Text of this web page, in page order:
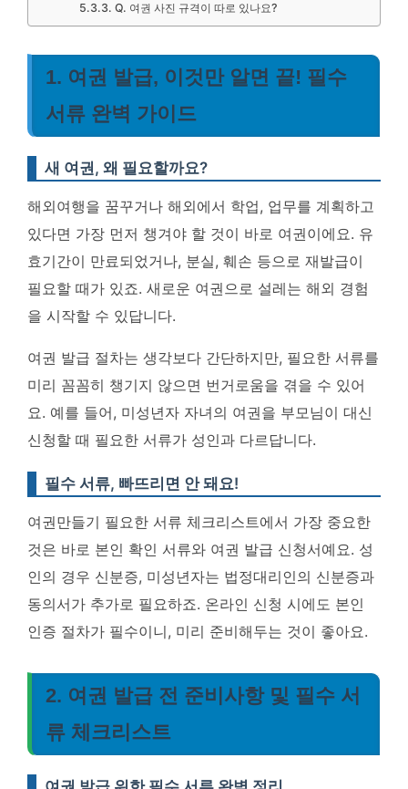
Q. 여권 사진 규격이 따로 있나요?
1. 여권 발급, 이것만 알면 끝! 필수
서류 완벽 가이드
새 여권, 왜 필요할까요?
해외여행을 꿈꾸거나 해외에서 학업, 업무를 계획하고
있다면 가장 먼저 챙겨야 할 것이 바로 여권이에요. 유
효기간이 만료되었거나, 분실, 훼손 등으로 재발급이
필요할 때가 있죠. 새로운 여권으로 설레는 해외 경험
을 시작할 수 있답니다.
여권 발급 절차는 생각보다 간단하지만, 필요한 서류를
미리 꼼꼼히 챙기지 않으면 번거로움을 겪을 수 있어
요. 예를 들어, 미성년자 자녀의 여권을 부모님이 대신
신청할 때 필요한 서류가 성인과 다르답니다.
필수 서류, 빠뜨리면 안 돼요!
여권만들기 필요한 서류 체크리스트에서 가장 중요한
것은 바로 본인 확인 서류와 여권 발급 신청서예요. 성
인의 경우 신분증, 미성년자는 법정대리인의 신분증과
동의서가 추가로 필요하죠. 온라인 신청 시에도 본인
인증 절차가 필수이니, 미리 준비해두는 것이 좋아요.
2. 여권 발급 전 준비사항 및 필수 서
류 체크리스트